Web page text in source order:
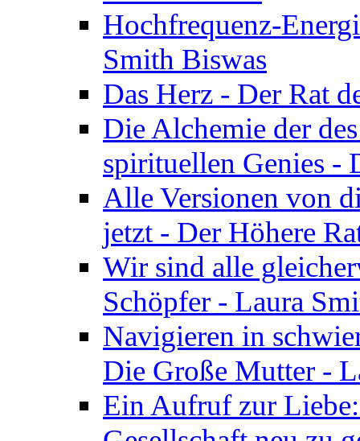
Hochfrequenz-
Smith Biswas
Das Herz - Der Rat
Die Alchemie der
spirituellen Genies -
Alle Versionen von
jetzt - Der Höhere
Wir sind alle
Schöpfer - Laura
Navigieren in
Die Große Mutter -
Ein Aufruf zur